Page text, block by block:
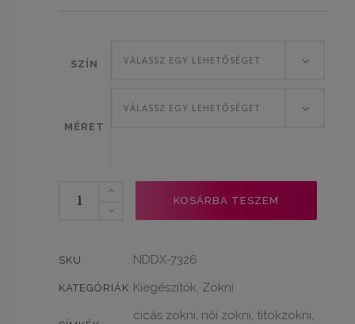
SZÍN VÁLASSZ EGY LEHETŐSÉGET
MÉRET
VÁLASSZ EGY LEHETŐSÉGET
KOSÁRBA TESZEM
SKU NDDX-7326
KATEGÓRIÁK Kiegészítők Zokni
cicás zokni női zokni titokzokni